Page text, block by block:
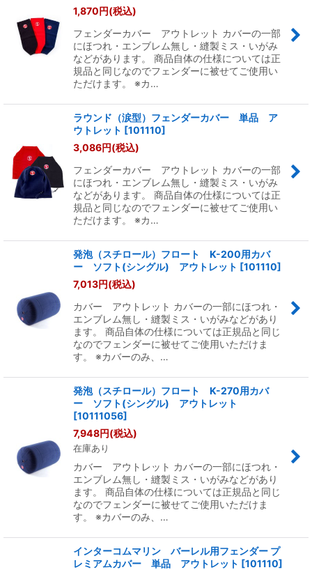
1,870円(税込)
フェンダーカバー アウトレット カバーの一部
にほつれ・エンブレム無し・縫製ミス・いがみ
などがあります。 商品自体の仕様については正
規品と同じなのでフェンダーに被せてご使用い
ただけます。 ※カ…
ラウンド（涙型）フェンダーカバー 単品 ア
ウトレット [101110]
3,086円(税込)
フェンダーカバー アウトレット カバーの一部
にほつれ・エンブレム無し・縫製ミス・いがみ
などがあります。 商品自体の仕様については正
規品と同じなのでフェンダーに被せてご使用い
ただけます。 ※カ…
発泡（スチロール）フロート K-200用カバ
ー ソフト(シングル) アウトレット [101110]
7,013円(税込)
カバー アウトレット カバーの一部にほつれ・
エンブレム無し・縫製ミス・いがみなどがあり
ます。 商品自体の仕様については正規品と同じ
なのでフェンダーに被せてご使用いただけま
す。 ※カバーのみ、…
発泡（スチロール）フロート K-270用カバ
ー ソフト(シングル) アウトレット
[10111056]
7,948円(税込)
在庫あり
カバー アウトレット カバーの一部にほつれ・
エンブレム無し・縫製ミス・いがみなどがあり
ます。 商品自体の仕様については正規品と同じ
なのでフェンダーに被せてご使用いただけま
す。 ※カバーのみ、…
インターコムマリン バーレル用フェンダー プ
レミアムカバー 単品 アウトレット [101110]